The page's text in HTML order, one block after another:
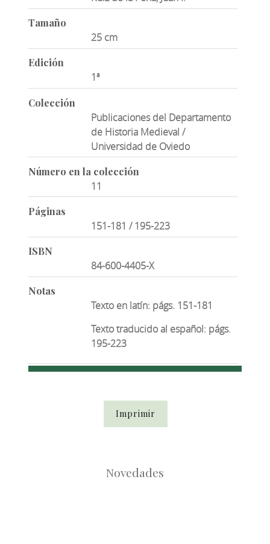
Tamaño
25 cm
Edición
1ª
Colección
Publicaciones del Departamento
de Historia Medieval /
Universidad de Oviedo
Número en la colección
11
Páginas
151-181 / 195-223
ISBN
84-600-4405-X
Notas
Texto en latín: págs. 151-181
Texto traducido al español: págs.
195-223
Imprimir
Novedades